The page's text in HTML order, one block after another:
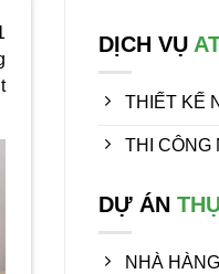
DỊCH VỤ
THIẾT KẾ
THI CÔNG
DỰ ÁN
NHÀ HÀNG